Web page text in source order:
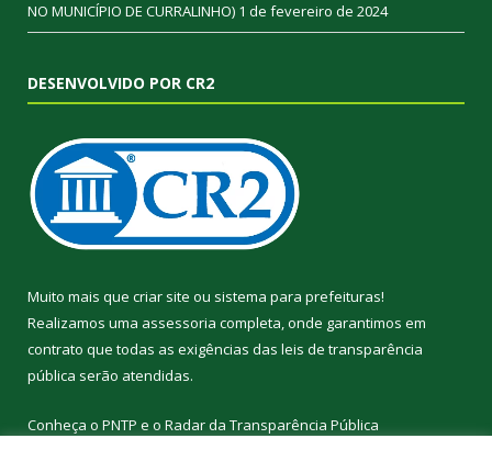
NO MUNICÍPIO DE CURRALINHO) 1 de fevereiro de 2024
DESENVOLVIDO POR CR2
Muito mais que criar site ou sistema para prefeituras!
Realizamos uma assessoria completa, onde garantimos em
contrato que todas as exigências das leis de transparência
pública serão atendidas.
Conheça o PNTP e o Radar da Transparência Pública